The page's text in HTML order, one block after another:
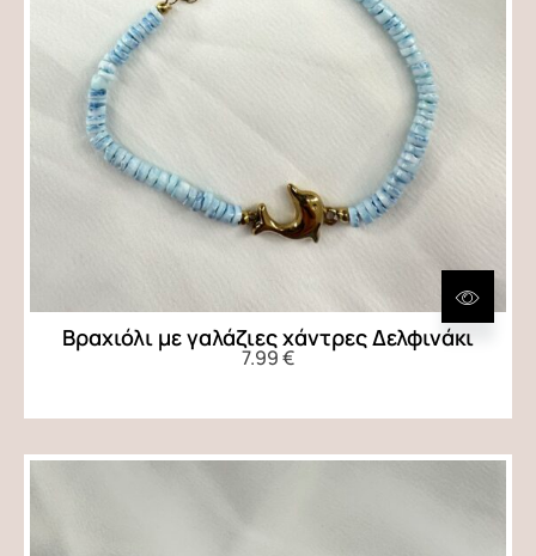
Βραχιόλι με γαλάζιες χάντρες Δελφινάκι
7.99€